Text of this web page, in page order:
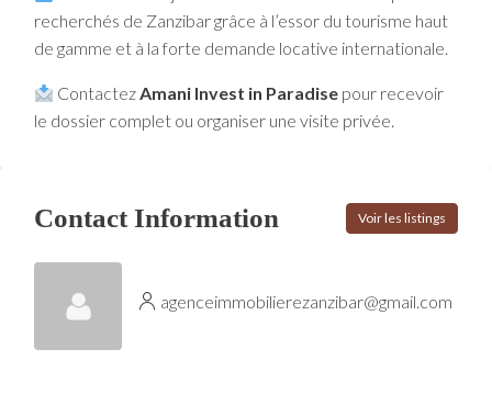
recherchés de Zanzibar grâce à l’essor du tourisme haut
de gamme et à la forte demande locative internationale.
ContactezAmani Invest in Paradise pour recevoir
le dossier complet ou organiser une visite privée.
Contact Information Voir les listings
agenceimmobilierezanzibar@gmail.com